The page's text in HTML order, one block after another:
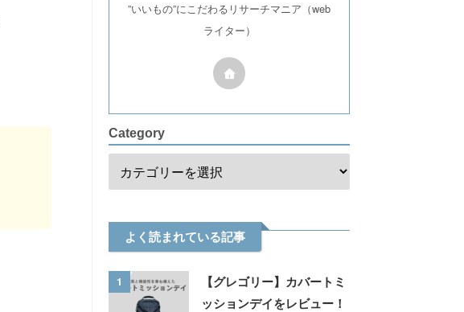
”いいもの”にこだわるリサーチマニア（web
ライター）
Category
よく読まれている記事
1
【グレゴリー】カバートミ
ッションデイをレビュー！